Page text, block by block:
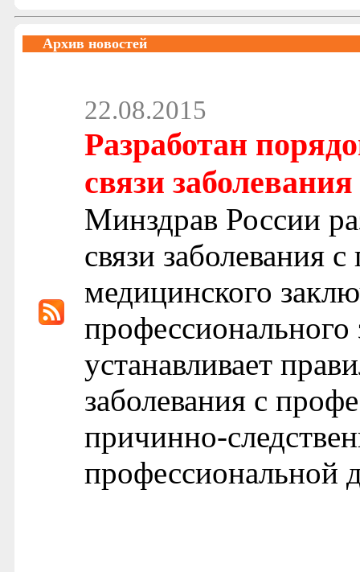
Архив новостей
22.08.2015
Разработан
связи
Минздрав России
связи заболевания
медицинского
устанавливает
заболевания с
причинно-
профессиональной